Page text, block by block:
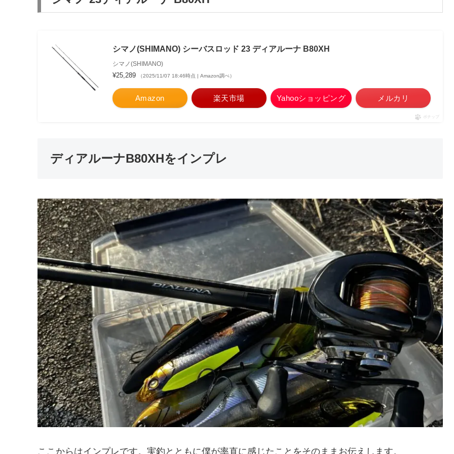
シマノ(SHIMANO) シーバスロッド 23 ディアルーナ B80XH
シマノ(SHIMANO)
¥25,289 （2025/11/07 18:46時点 | Amazon調べ）
Amazon 楽天市場 Yahooショッピング メルカリ
ポチップ
ディアルーナB80XHをインプレ
ここからはインプレです。実釣とともに僕が率直に感じたことをそのままお伝えします。